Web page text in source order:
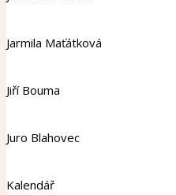
Jarmila Maťátková
Jiří Bouma
Juro Blahovec
Kalendář